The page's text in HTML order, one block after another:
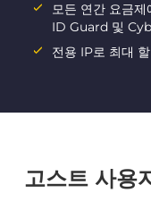
모든 연간 요금
ID Guard 및
전용 IP로 최대
고스트 사